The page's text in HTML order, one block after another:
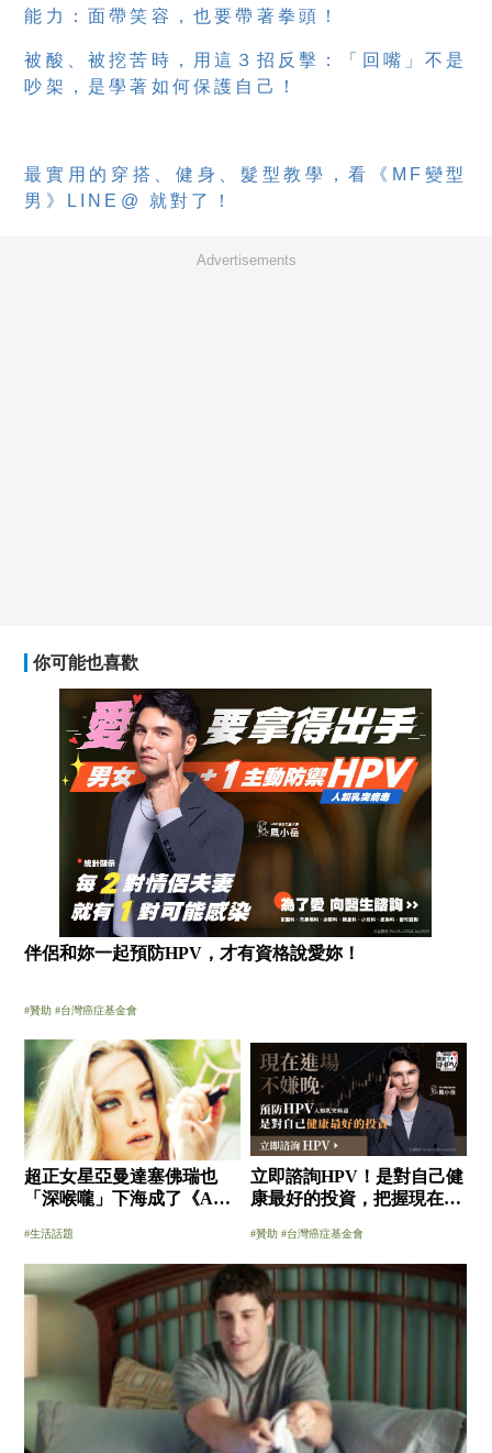
能力：面帶笑容，也要帶著拳頭！
被酸、被挖苦時，用這３招反擊：「回嘴」不是
吵架，是學著如何保護自己！
最實用的穿搭、健身、髮型教學，看《MF變型
男》LINE@ 就對了！
Advertisements